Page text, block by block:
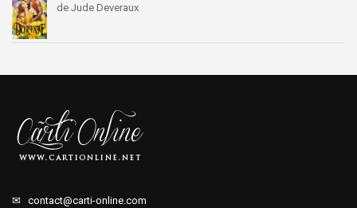
de Jude Deveraux
✉ contact@carti-online.com